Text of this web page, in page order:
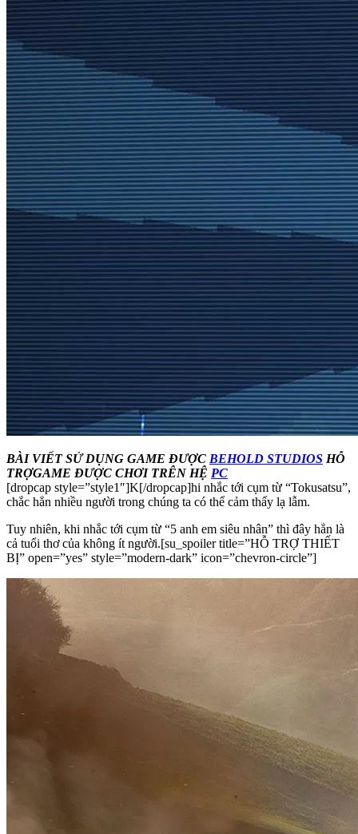
BÀI VIẾT SỬ DỤNG GAME ĐƯỢC BEHOLD STUDIOS HỖ
TRỢGAME ĐƯỢC CHƠI TRÊN HỆ PC
[dropcap style=”style1″]K[/dropcap]hi nhắc tới cụm từ “Tokusatsu”,
chắc hẳn nhiều người trong chúng ta có thể cảm thấy lạ lẫm.
Tuy nhiên, khi nhắc tới cụm từ “5 anh em siêu nhân” thì đây hẳn là
cả tuổi thơ của không ít người.[su_spoiler title=”HỖ TRỢ THIẾT
BỊ” open=”yes” style=”modern-dark” icon=”chevron-circle”]